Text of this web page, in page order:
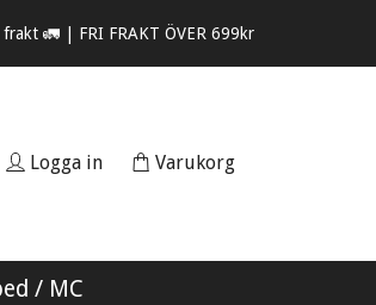
🚛 | FRI FRAKT ÖVER 699kr
Logga in Varukorg
/ MC